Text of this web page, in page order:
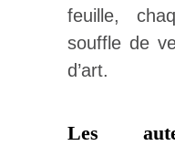
feuille,
souffle de
d’art.
Les